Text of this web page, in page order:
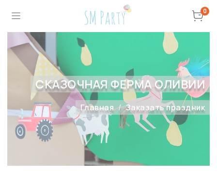
0
СКАЗОЧНАЯ ФЕРМА ОЛИВИИ
Главная Заказать праздник